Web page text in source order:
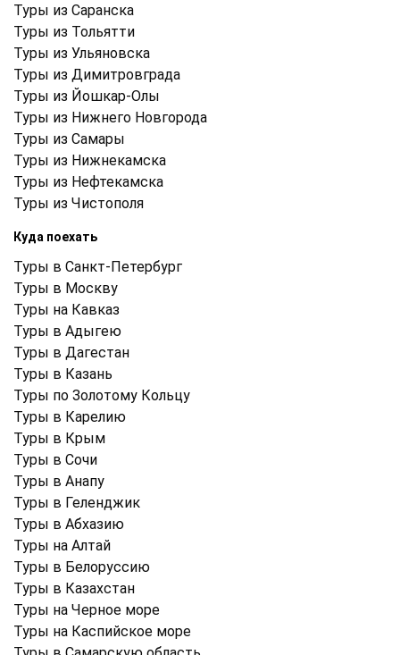
Туры из Саранска
Туры из Тольятти
Туры из Ульяновска
Туры из Димитровграда
Туры из Йошкар-Олы
Туры из Нижнего Новгорода
Туры из Самары
Туры из Нижнекамска
Туры из Нефтекамска
Туры из Чистополя
Куда поехать
Туры в Санкт-Петербург
Туры в Москву
Туры на Кавказ
Туры в Адыгею
Туры в Дагестан
Туры в Казань
Туры по Золотому Кольцу
Туры в Карелию
Туры в Крым
Туры в Cочи
Туры в Анапу
Туры в Геленджик
Туры в Абхазию
Туры на Алтай
Туры в Белоруссию
Туры в Казахстан
Туры на Черное море
Туры на Каспийское море